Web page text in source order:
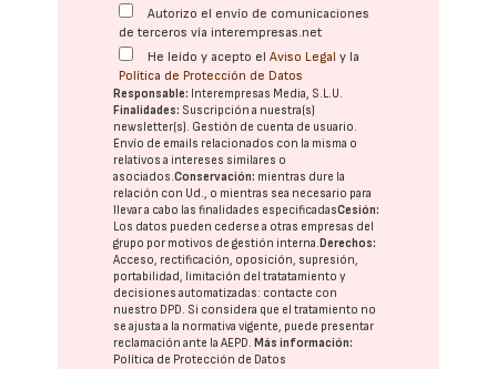
Autorizo el envío de comunicaciones
de terceros vía interempresas.net
He leído y acepto elAviso Legal y la
Política de Protección de Datos
Responsable: Interempresas Media, S.L.U.
Finalidades: Suscripción a nuestra(s)
newsletter(s). Gestión de cuenta de usuario.
Envío de emails relacionados con la misma o
relativos a intereses similares o
asociados.Conservación: mientras dure la
relación con Ud., o mientras sea necesario para
llevar a cabo las finalidades especificadasCesión:
Los datos pueden cederse a otras empresas del
grupo por motivos de gestión interna. Derechos:
Acceso, rectificación, oposición, supresión,
portabilidad, limitación del tratatamiento y
decisiones automatizadas: contacte con
nuestro DPD. Si considera que el tratamiento no
se ajusta a la normativa vigente, puede presentar
reclamación ante laAEPD. Más información:
Política de Protección de Datos